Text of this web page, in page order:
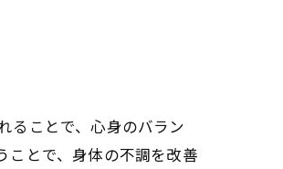
ることで、心身のバラン
ことで、身体の不調を改善